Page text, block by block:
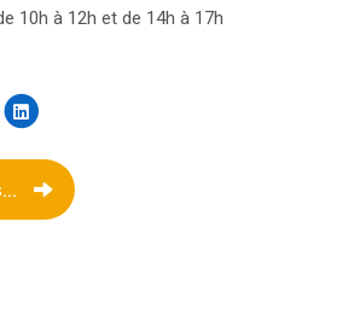
10h à 12h et de 14h à 17h